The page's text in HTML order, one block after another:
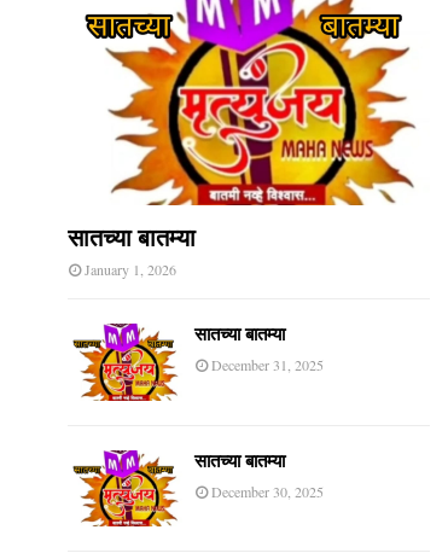
सातच्या बातम्या
January 1, 2026
सातच्या बातम्या
December 31, 2025
सातच्या बातम्या
December 30, 2025